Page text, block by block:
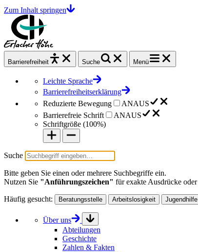
Zum Inhalt springen
Barrierefrei heit Suche Menü
Leichte Sprache
Barrierefreiheitserklärung
Reduzierte Bewegung
ANAUS
Barrierefreie Schrift
ANAUS
Schriftgröße (100%)
Suche
Bitte geben Sie einen oder mehrere Suchbegriffe ein.
Nutzen Sie "Anführungszeichen" für exakte Ausdrücke oder
Häufig gesucht: Beratungsstelle Arbeitslosigkeit Jugendhilfe
Über uns
Abteilungen
Geschichte
Zahlen & Fakten